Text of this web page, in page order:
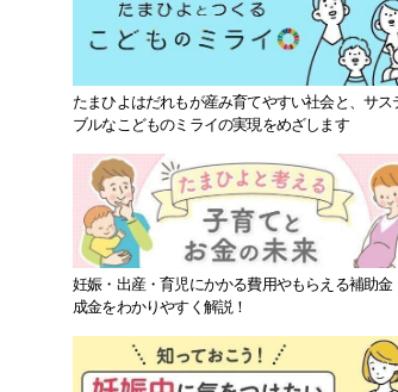
たまひよはだれもが産み育てやすい社会と、サス
ブルなこどものミライの実現をめざします
妊娠・出産・育児にかかる費用やもらえる補助金
成金をわかりやすく解説！